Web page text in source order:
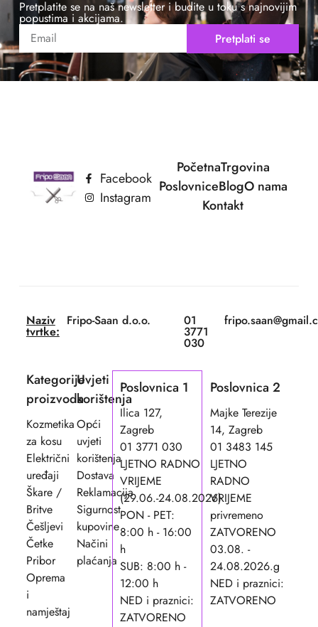
Pretplatite se na naš newsletter i budite u toku s najnovijim
popustima i akcijama.
Pretplati se
PočetnaTrgovina
PoslovniceBlogO nama
Kontakt
Facebook
Instagram
Naziv
tvrtke:
Fripo-Saan d.o.o. 01
3771
030
Kategorije
proizvoda
Kozmetika
za kosu
Električni
uređaji
Škare /
Britve
Češljevi
Četke
Pribor
Oprema
i
namještaj
Uvjeti
korištenja
Opći
uvjeti
korištenja
Dostava
Reklamacija
Sigurnost
kupovine
Načini
plaćanja
Poslovnica 1
Ilica 127,
Zagreb
01 3771 030
LJETNO RADNO
VRIJEME
(29.06.-24.08.2026)
PON - PET:
8:00 h - 16:00
h
SUB: 8:00 h -
12:00 h
NED i praznici:
ZATVORENO
Poslovnica 2
Majke Terezije
14, Zagreb
01 3483 145
LJETNO
RADNO
VRIJEME
privremeno
ZATVORENO
03.08. -
24.08.2026.g
NED i praznici:
ZATVORENO